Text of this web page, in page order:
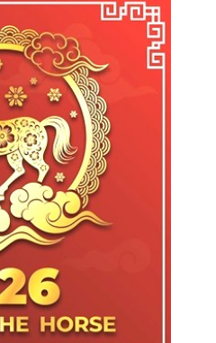
马
年
•
到
健
康〉
中